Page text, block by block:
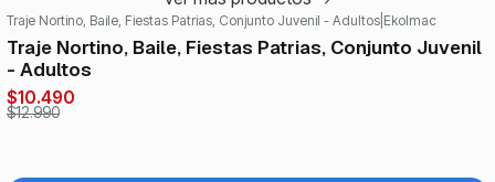
-19%
OFF
Traje Nortino, Baile, Fiestas Patrias, Conjunto Juvenil - Adultos Ekolmac
Traje Nortino, Baile, Fiestas Patrias, Conjunto Juvenil
- Adultos
$10.490
$12.990